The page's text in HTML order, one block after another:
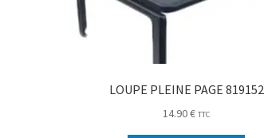
LOUPE PLEINE PAGE 819152
14.90€ TTC